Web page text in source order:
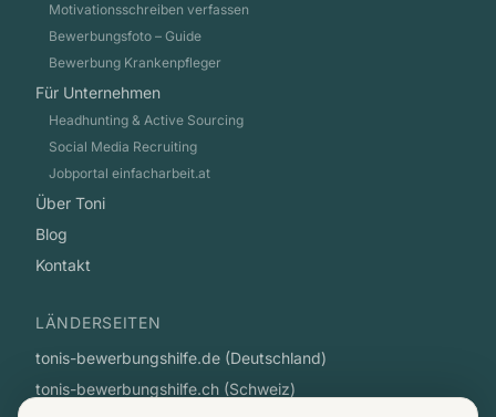
Motivationsschreiben verfassen
Bewerbungsfoto – Guide
Bewerbung Krankenpfleger
Für Unternehmen
Headhunting & Active Sourcing
Social Media Recruiting
Jobportal einfacharbeit.at
Über Toni
Blog
Kontakt
LÄNDERSEITEN
tonis-bewerbungshilfe.de (Deutschland)
tonis-bewerbungshilfe.ch (Schweiz)